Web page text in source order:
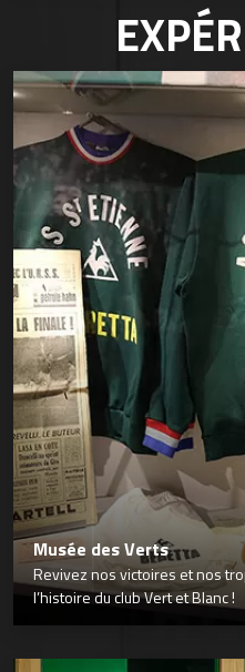
Musée des Verts
Revivez nos victoires et nos
l’histoire du club Vert et Blanc !